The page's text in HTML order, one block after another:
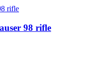
98 rifle